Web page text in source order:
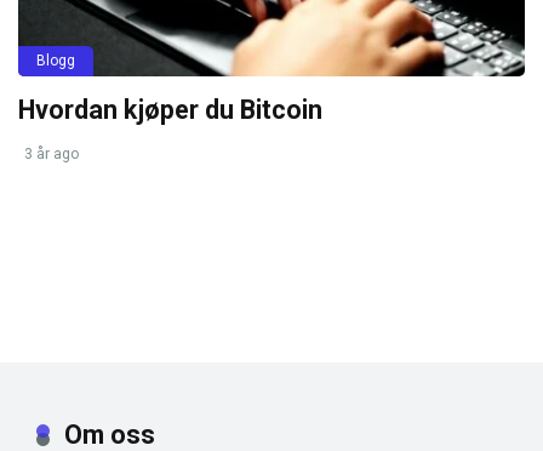
Blogg
Hvordan kjøper du Bitcoin
3 år ago
Om oss